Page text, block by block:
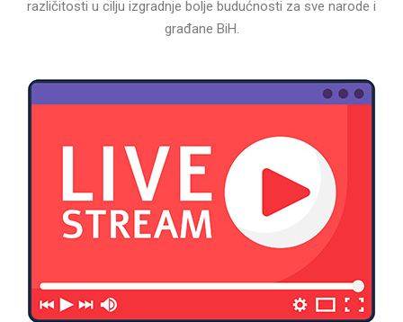
različitosti u cilju izgradnje bolje budućnosti za sve narode i
građane BiH.